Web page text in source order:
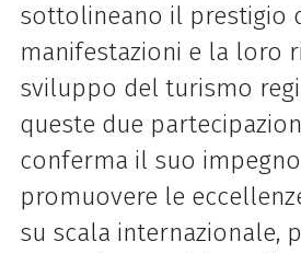
sottolineano il prestigio
manifestazioni e la loro
sviluppo del turismo
queste due
conferma il suo
promuovere le
su scala internazionale,